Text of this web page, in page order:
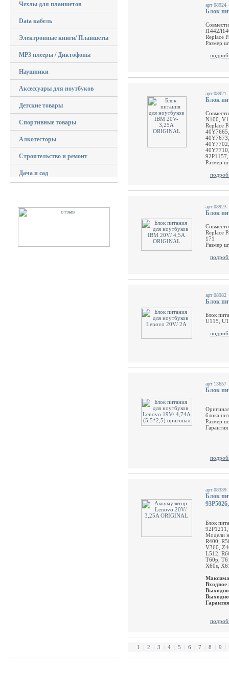
Чехлы для планшетов
Data кабель
Электронные книги/ Планшеты
MP3 плееры / Диктофоны
Наушники
Аксессуары для ноутбуков
Детские товары
Спортивные товары
Алкотесторы
Строительство и ремонт
Дача и сад
арт 08924
Блок
i1442/
Replace
Размер
арт 08921
Блок
N100,
Replace
Размер
арт 08923
Блок
Replace
171
Размер
арт 08982
Блок
Блок
U115,
арт 13657
Блок
блока
Размер
арт 08339
Блок
Блок
Модели
R400,
V360,
L512,
T60p,
X60s,
Входное
Гарантия
1 2 3 4 5 6 7 8 9